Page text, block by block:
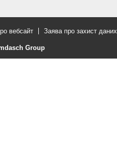
вебсайт Заява про захист даних
Group